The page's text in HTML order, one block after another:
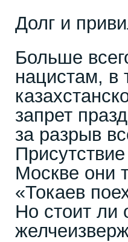
Долг и
Больше
нацистам,
запрет
за разрыв
Москве они
«Токаев
Но стоит ли